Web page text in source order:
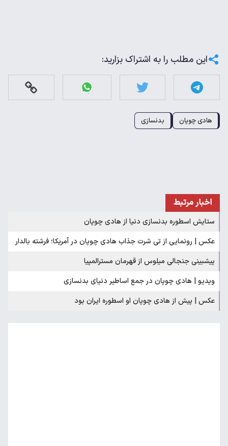
این مطلب را به اشتراک بزارید:
هادی چوپان بدنسازی
اخبار مرتبط
ستایش اسطوره بدنسازی دنیا از هادی چوپان
عکس | رونمایی از تی شرت جذاب هادی چوپان در آمریکا؛ فرشته بالدار
پیشبینی جنجالی میلوس از قهرمان مسترالمپیا
ویدیو | هادی چوپان در جمع اساطیر دنیای بدنسازی
عکس | پیش از هادی چوپان او اسطوره ایران بود